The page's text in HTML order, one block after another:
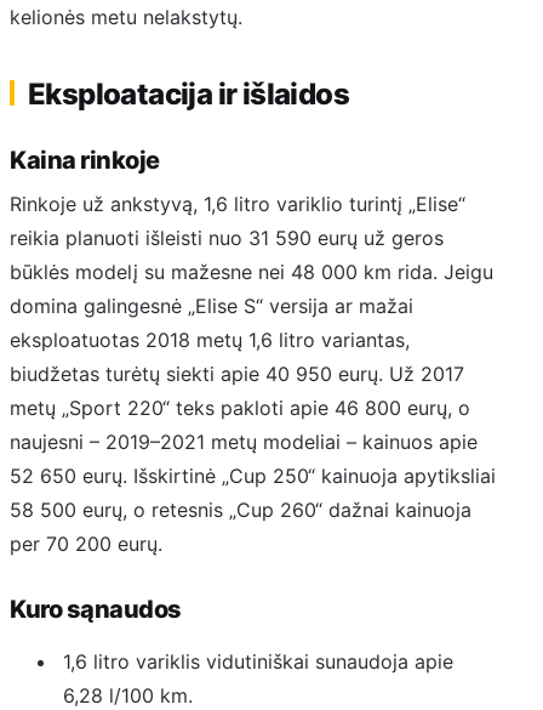
kelionės metu nelakstytų.
Eksploatacija ir išlaidos
Kaina rinkoje
Rinkoje už ankstyvą, 1,6 litro variklio turintį „Elise“
reikia planuoti išleisti nuo 31 590 eurų už geros
būklės modelį su mažesne nei 48 000 km rida. Jeigu
domina galingesnė „Elise S“ versija ar mažai
eksploatuotas 2018 metų 1,6 litro variantas,
biudžetas turėtų siekti apie 40 950 eurų. Už 2017
metų „Sport 220“ teks pakloti apie 46 800 eurų, o
naujesni – 2019–2021 metų modeliai – kainuos apie
52 650 eurų. Išskirtinė „Cup 250“ kainuoja apytiksliai
58 500 eurų, o retesnis „Cup 260“ dažnai kainuoja
per 70 200 eurų.
Kuro sąnaudos
1,6 litro variklis vidutiniškai sunaudoja apie
6,28 l/100 km.